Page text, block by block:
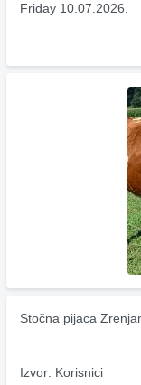
Friday 10.07.2026.
Stočna pijaca
Izvor: Korisnici